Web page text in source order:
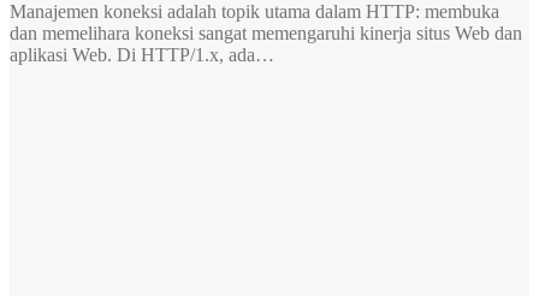
Manajemen koneksi adalah topik utama dalam HTTP: membuka
dan memelihara koneksi sangat memengaruhi kinerja situs Web dan
aplikasi Web. Di HTTP/1.x, ada…